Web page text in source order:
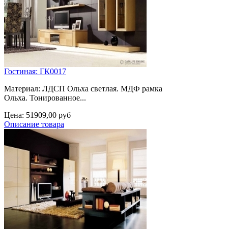
Гостиная: ГК0017
Материал: ЛДСП Ольха светлая. МДФ рамка
Ольха. Тонированное...
Цена: 51909,00 руб
Описание товара